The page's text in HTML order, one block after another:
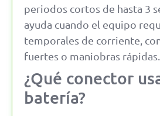
periodos cortos de hasta 3
ayuda cuando el equipo
temporales de corriente,
fuertes o maniobras rápidas.
¿Qué conector
batería?